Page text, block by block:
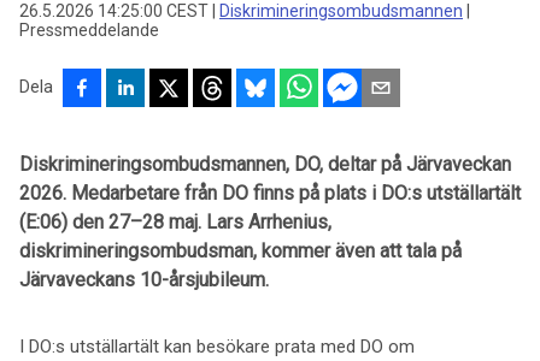
26.5.2026 14:25:00 CEST Diskrimineringsombudsmannen
Pressmeddelande
Dela
Diskrimineringsombudsmannen, DO, deltar på Järvaveckan
2026. Medarbetare från DO finns på plats i DO:s utställartält
(E:06) den 27–28 maj. Lars Arrhenius,
diskrimineringsombudsman, kommer även att tala på
Järvaveckans 10-årsjubileum.
I DO:s utställartält kan besökare prata med DO om